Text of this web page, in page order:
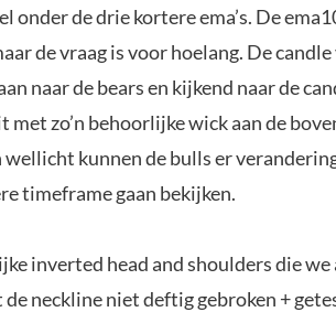
onder de drie kortere ema’s. De
de vraag is voor hoelang. De
naar de bears en kijkend naar de
met zo’n behoorlijke wick aan de
kunnen de bulls er
timeframe gaan bekijken.
inverted head and shoulders die
de neckline niet deftig gebroken +